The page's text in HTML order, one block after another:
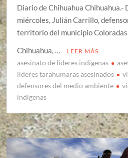
Diario de Chihuahua Chihuahua.-
miércoles, Julián Carrillo,
territorio del municipio
Chihuahua, …
LEER MÁS
asesinato de lideres indigenas
lideres tarahumaras asesinados
defensores del medio ambiente
indigenas